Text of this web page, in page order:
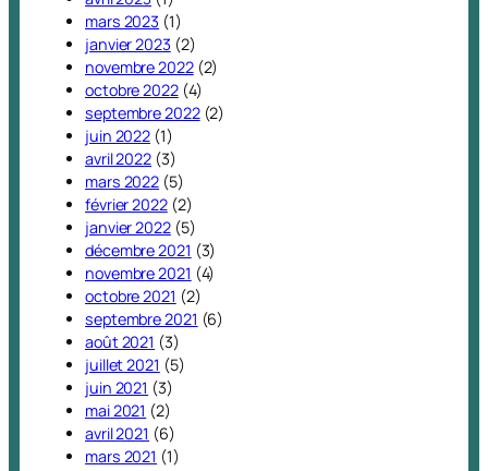
mars 2023 (1)
janvier 2023 (2)
novembre 2022(2)
octobre 2022(4)
septembre 2022(2)
juin 2022 (1)
avril 2022 (3)
mars 2022 (5)
février 2022(2)
janvier 2022(5)
décembre 2021 (3)
novembre 2021 (4)
octobre 2021 (2)
septembre 2021 (6)
août 2021 (3)
juillet 2021 (5)
juin 2021 (3)
mai 2021 (2)
avril 2021 (6)
mars 2021 (1)